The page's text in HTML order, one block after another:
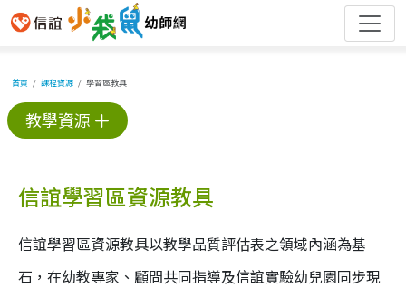
首頁 課程資源 學習區教具
教學資源
信誼學習區資源教具
信誼學習區資源教具以教學品質評估表之領域內涵為基
石，在幼教專家、顧問共同指導及信誼實驗幼兒園同步現